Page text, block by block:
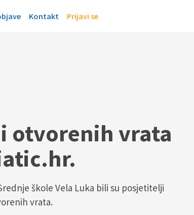
Kontakt Prijavi se
otvorenih vrata
škole Vela Luka bili su posjetitelji
vrata.